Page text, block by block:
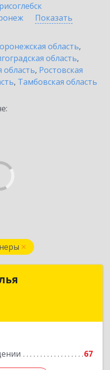
Показать
область,
область,
, Ростовская
, Тамбовская область
67
Наталья